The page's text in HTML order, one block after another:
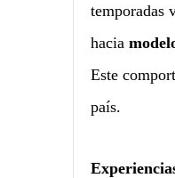
temporadas
hacia
Este
país.